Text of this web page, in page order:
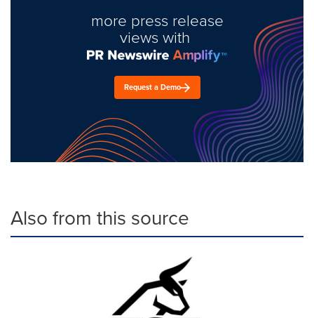
more press release
views with
Request a Demo
Also from this source